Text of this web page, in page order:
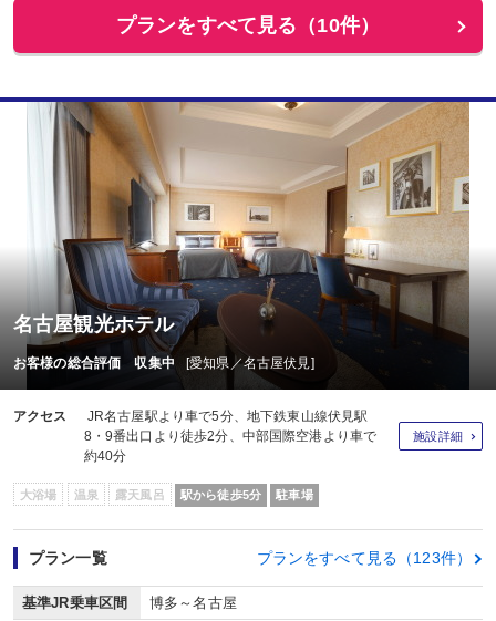
プランをすべて見る（10件）
名古屋観光ホテル
お客様の総合評価 収集中 [愛知県／名古屋伏見]
アクセス
JR名古屋駅より車で5分、地下鉄東山線伏見駅
8・9番出口より徒歩2分、中部国際空港より車で
約40分
施設詳細
大浴場 温泉 露天風呂 駅から徒歩5分 駐車場
プラン一覧 プランをすべて見る（123件）
基準JR乗車区間 博多～名古屋